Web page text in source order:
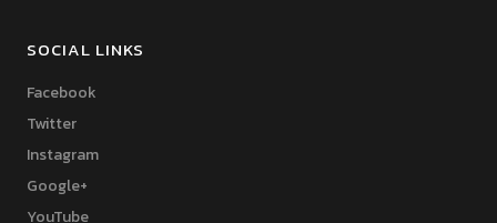
SOCIAL LINKS
Facebook
Twitter
Instagram
Google+
YouTube